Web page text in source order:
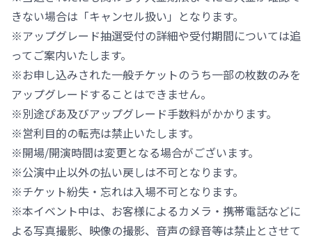
きない場合は「キャンセル扱い」となります。
※アップグレード抽選受付の詳細や受付期間については追
ってご案内いたします。
※お申し込みされた一般チケットのうち一部の枚数のみを
アップグレードすることはできません。
※別途ぴあ及びアップグレード手数料がかかります。
※営利目的の転売は禁止いたします。
※開場/開演時間は変更となる場合がございます。
※公演中止以外の払い戻しは不可となります。
※チケット紛失・忘れは入場不可となります。
※本イベント中は、お客様によるカメラ・携帯電話などに
よる写真撮影、映像の撮影、音声の録音等は禁止とさせて